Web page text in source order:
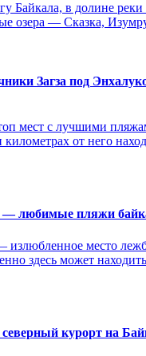
Байкала, в долине
озера — Сказка,
Загза под
мест с лучшими
от него
— любимые пляжи
излюбленное место
здесь может
курорт на